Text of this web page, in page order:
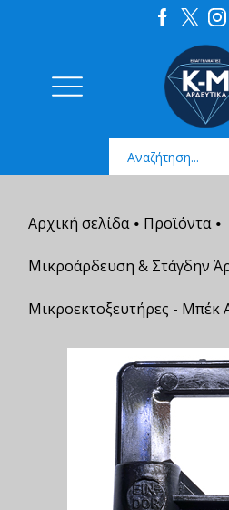
Αρχική σελίδα • Προϊόντα •
Μικροάρδευση & Στάγδην
Μικροεκτοξευτήρες - Μπέκ